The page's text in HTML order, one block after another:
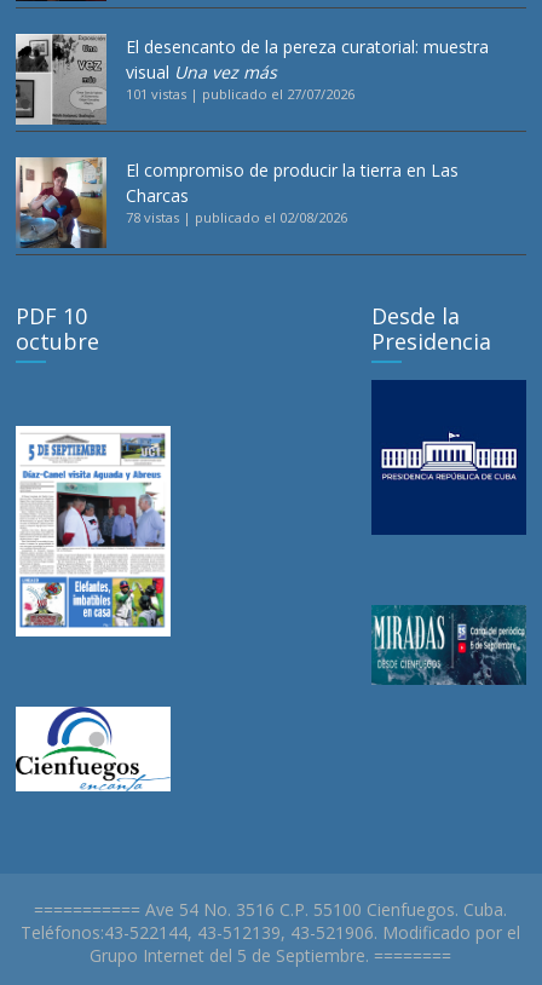
El desencanto de la pereza curatorial: muestra
visual Una vez más
101 vistas | publicado el 27/07/2026
El compromiso de producir la tierra en Las
Charcas
78 vistas | publicado el 02/08/2026
PDF 10
octubre
Desde la
Presidencia
=========== Ave 54 No. 3516 C.P. 55100 Cienfuegos. Cuba.
Teléfonos:43-522144, 43-512139, 43-521906. Modificado por el
Grupo Internet del 5 de Septiembre. ========